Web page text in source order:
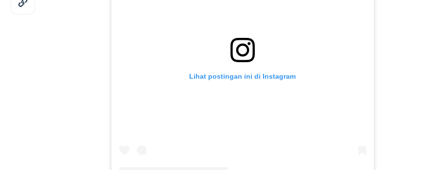
Lihat postingan ini di Instagram